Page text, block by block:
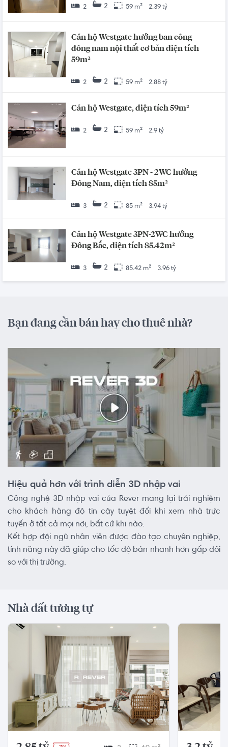
2 2 59 m² 2.39 tỷ
Căn hộ Westgate hướng ban công
đông nam nội thất cơ bản diện tích
59m²
2 2 59 m² 2.88 tỷ
Căn hộ Westgate, diện tích 59m²
2 2 59 m² 2.9 tỷ
Căn hộ Westgate 3PN - 2WC hướng
Đông Nam, diện tích 85m²
3 2 85 m² 3.94 tỷ
Căn hộ Westgate 3PN-2WC hướng
Đông Bắc, diện tích 85.42m²
3 2 85.42 m² 3.96 tỷ
Bạn đang cần bán hay cho thuê nhà?
Hiệu quả hơn với trình diễn 3D nhập vai
Công nghệ 3D nhập vai của Rever mang lại trải nghiệm
cho khách hàng độ tin cậy tuyệt đối khi xem nhà trực
tuyến ở tất cả mọi nơi, bất cứ khi nào.
Kết hợp đội ngũ nhân viên được đào tạo chuyên nghiệp,
tính năng này đã giúp cho tốc độ bán nhanh hơn gấp đôi
so với thị trường.
Nhà đất tương tự